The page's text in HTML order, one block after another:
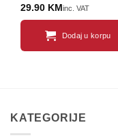
29.90 KM inc. VAT
Dodaj u korpu
KATEGORIJE